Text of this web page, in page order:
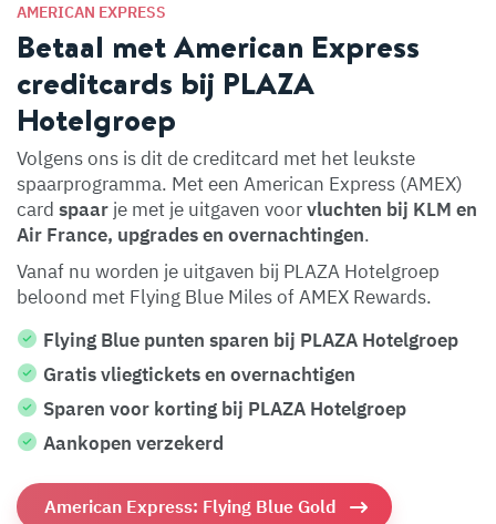
AMERICAN EXPRESS
Betaal met American Express
creditcards bij PLAZA
Hotelgroep
Volgens ons is dit de creditcard met het leukste
spaarprogramma. Met een American Express (AMEX)
card spaar je met je uitgaven voorvluchten bij KLM en
Air France, upgrades en overnachtingen.
Vanaf nu worden je uitgaven bij PLAZA Hotelgroep
beloond met Flying Blue Miles of AMEX Rewards.
Flying Blue punten sparen bij PLAZA Hotelgroep
Gratis vliegtickets en overnachtigen
Sparen voor korting bij PLAZA Hotelgroep
Aankopen verzekerd
American Express: Flying Blue Gold